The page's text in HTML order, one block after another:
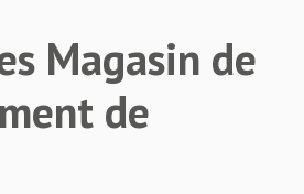
Magasin de
de